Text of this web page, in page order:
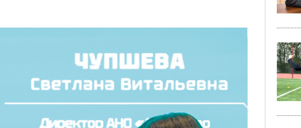
С рабочим визитом в Кировский
Особенный спортивно-
29 ИЮЛЯ 2026
Юлия Бахир в составе сборной